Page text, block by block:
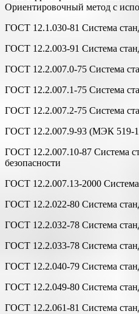
Ориентировочный метод с
ГОСТ 12.1.030-81 Система
ГОСТ 12.2.003-91 Система
ГОСТ 12.2.007.0-75 Система
ГОСТ 12.2.007.1-75 Система
ГОСТ 12.2.007.2-75 Система
ГОСТ 12.2.007.9-93 (МЭК 519-1-
ГОСТ 12.2.007.10-87 Система
безопасности
ГОСТ 12.2.007.13-2000 Система
ГОСТ 12.2.022-80 Система
ГОСТ 12.2.032-78 Система
ГОСТ 12.2.033-78 Система
ГОСТ 12.2.040-79 Система
ГОСТ 12.2.049-80 Система
ГОСТ 12.2.061-81 Система